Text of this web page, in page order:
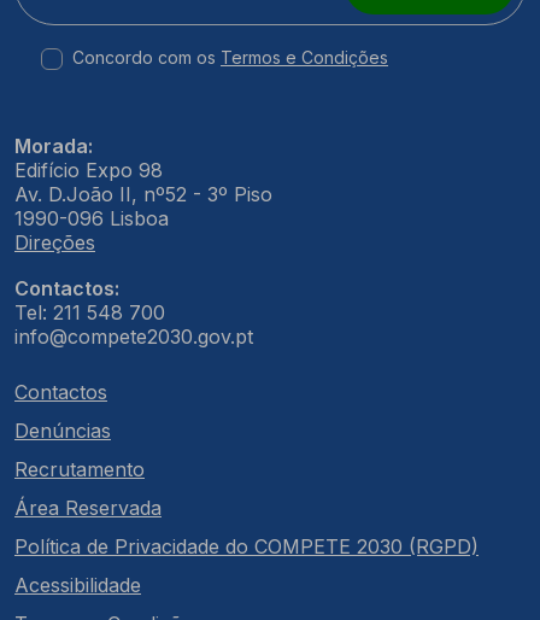
Concordo com os Termos e Condições
Morada:
Edifício Expo 98
Av. D.João II, nº52 - 3º Piso
1990-096 Lisboa
Direções
Contactos:
Tel: 211 548 700
info@compete2030.gov.pt
Contactos
Denúncias
Recrutamento
Área Reservada
Política de Privacidade do COMPETE 2030 (RGPD)
Acessibilidade